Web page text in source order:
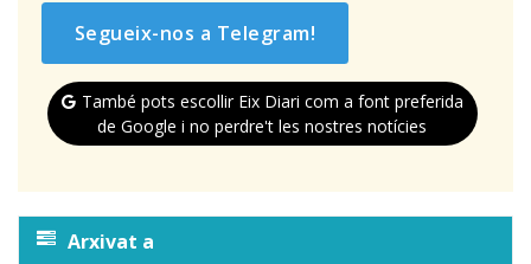
Segueix-nos a Telegram!
També pots escollir Eix Diari com a font preferida
de Google i no perdre't les nostres notícies
Arxivat a